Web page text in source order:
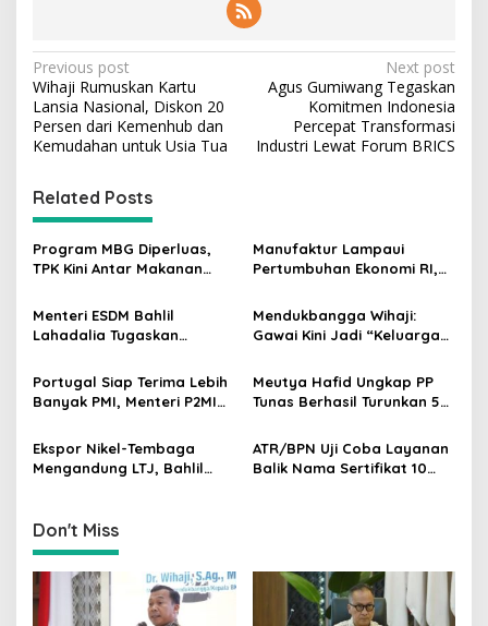
P
o
s
t
n
a
v
i
g
a
t
i
o
n
Previous post
Wihaji Rumuskan Kartu
Lansia Nasional, Diskon 20
Persen dari Kemenhub dan
Kemudahan untuk Usia Tua
Next post
Agus Gumiwang Tegaskan
Komitmen Indonesia
Percepat Transformasi
Industri Lewat Forum BRICS
Related Posts
Program MBG Diperluas,
TPK Kini Antar Makanan
Balita
Manufaktur Lampaui
Pertumbuhan Ekonomi RI,
Soroti Keberhasilan
Industrialisasi
Menteri ESDM Bahlil
Lahadalia Tugaskan
Pengadaan Migas dan
Pengawasan Kualitas BBM
Mendukbangga Wihaji:
Gawai Kini Jadi “Keluarga
Perkuat Pengasuhan Anak
Portugal Siap Terima Lebih
Banyak PMI, Menteri P2MI
Penyelesaian MoU
Meutya Hafid Ungkap PP
Tunas Berhasil Turunkan 5
Digital
Ekspor Nikel-Tembaga
Mengandung LTJ, Bahlil
ATR/BPN Uji Coba Layanan
Balik Nama Sertifikat 10
Don't Miss